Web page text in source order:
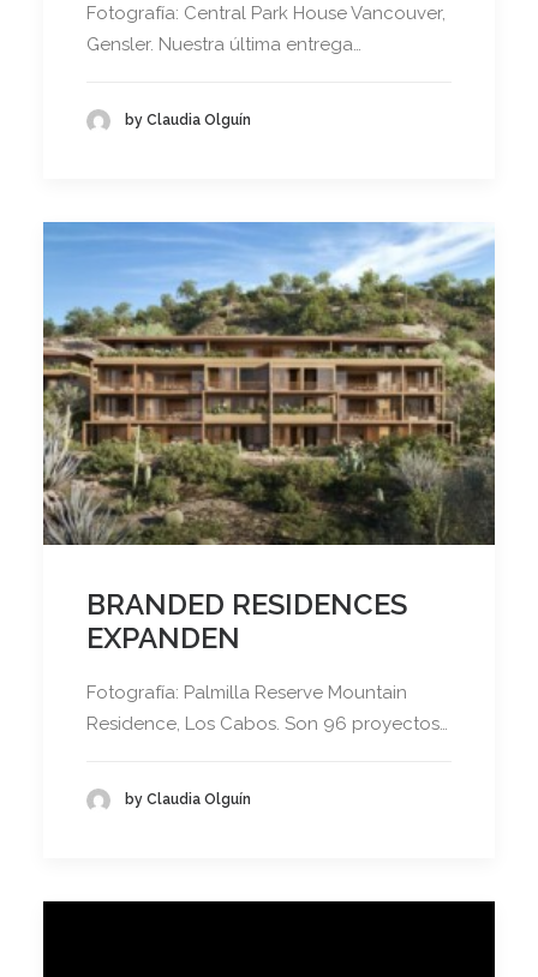
Fotografía: Central Park House Vancouver,
Gensler. Nuestra última entrega…
by Claudia Olguín
BRANDED RESIDENCES
EXPANDEN
Fotografía: Palmilla Reserve Mountain
Residence, Los Cabos. Son 96 proyectos…
by Claudia Olguín